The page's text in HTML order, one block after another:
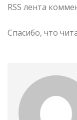
RSS лента
Спасибо, что